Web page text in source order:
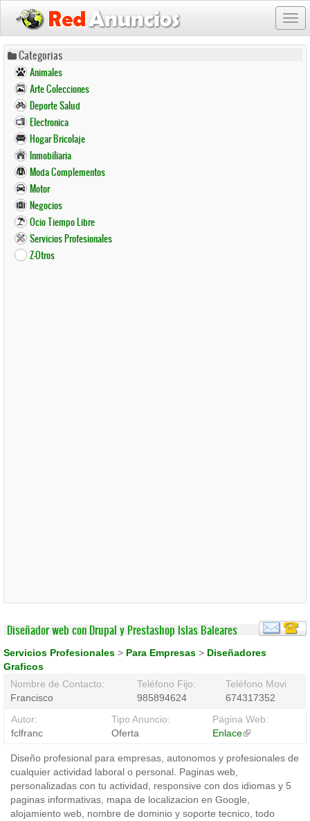
Pasar
contenido
principal
Categorias
Animales
Arte Colecciones
Deporte Salud
Electronica
Hogar Bricolaje
Inmobiliaria
Moda Complementos
Motor
Negocios
Ocio Tiempo Libre
Servicios Profesionales
Z-Otros
Diseñador web con Drupal y Prestashop Islas Baleares
Servicios Profesionales > Para Empresas > Diseñadores
Graficos
Nombre de Contacto:
Francisco
Teléfono Fijo:
985894624
Teléfono Movil:
674317352
Autor:
fclfranc
Tipo Anuncio:
Oferta
Página Web:
Enlace(link
external)
Diseño profesional para empresas, autonomos y profesionales de
cualquier actividad laboral o personal. Paginas web,
personalizadas con tu actividad, responsive con dos idiomas y 5
paginas informativas, mapa de localizacion en Google,
alojamiento web, nombre de dominio y soporte tecnico, todo